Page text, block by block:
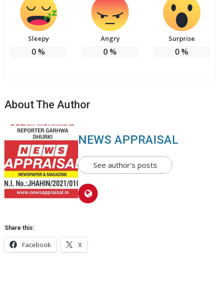
Sleepy
0 %
Angry
0 %
Surprise
0%
About The Author
NEWS APPRAISAL
See author's posts
Share this:
Facebook X